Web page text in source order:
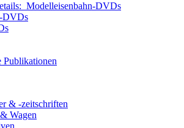
Modelleisenbahn-DVDs
DVDs
Publikationen
& -zeitschriften
Wagen